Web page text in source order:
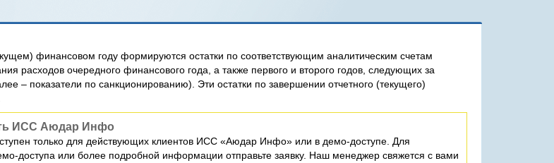
финансовом году формируются остатки по соответствующим аналитическим счетам
расходов очередного финансового года, а также первого и второго годов, следующих за
– показатели по санкционированию). Эти остатки по завершении отчетного (текущего)
ИСС Аюдар Инфо
только для действующих клиентов ИСС «Аюдар Инфо» или в демо-доступе. Для
доступа или более подробной информации отправьте заявку. Наш менеджер свяжется с вами